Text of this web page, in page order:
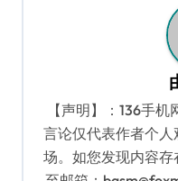
【声明】：136手
言论仅代表作者个
场。如您发现内容